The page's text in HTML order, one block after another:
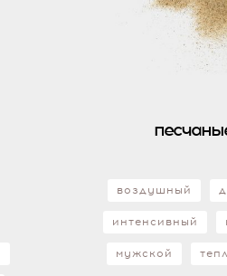
воздушный
интенсивный
мужской